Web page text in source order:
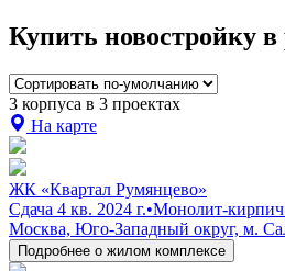
Купить новостройку
3 корпуса в 3 проектах
На карте
ЖК «Квартал Румянцево»
Сдача 4 кв. 2024 г.•Монолит-кирпич
Москва, Юго-Западный округ, м.
Подробнее о жилом комплексе